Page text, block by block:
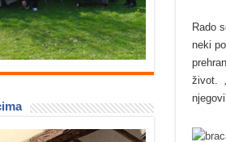
Rado
neki
život.